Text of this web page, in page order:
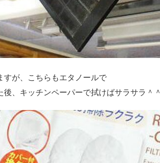
すが、こちらもエタノールで
後、キッチンペーパーで拭けばサラサラ＾＾